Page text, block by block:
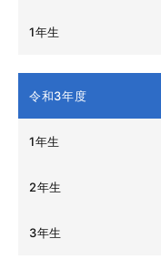
1年生
令和3年度
1年生
2年生
3年生